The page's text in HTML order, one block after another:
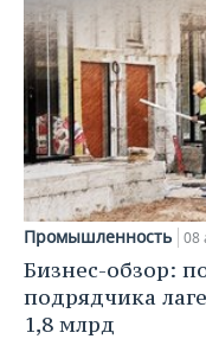
Промышленность 08
Бизнес-обзор:
подрядчика
1,8 млрд